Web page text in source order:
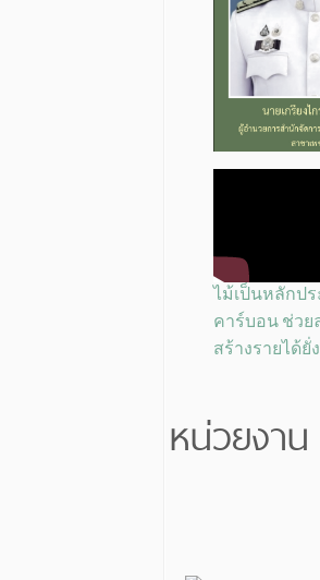
ไม้เป็นหลักป
คาร์บอน ช่ว
สร้างรายได้ยั่
หน่วยงาน